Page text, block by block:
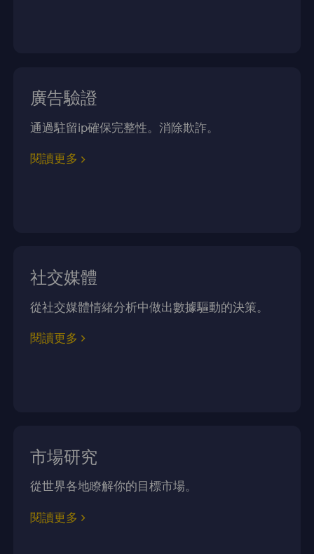
廣告驗證
通過駐留ip確保完整性。消除欺詐。
閱讀更多
社交媒體
從社交媒體情緒分析中做出數據驅動的決策。
閱讀更多
市場研究
從世界各地瞭解你的目標市場。
閱讀更多